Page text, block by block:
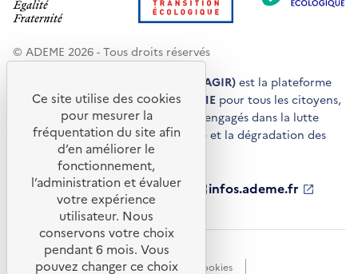
© ADEME 2026 - Tous droits réservés
Agir pour la transition écologique (AGIR) est la plateforme
de conseils et de services de l'ADEME pour tous les citoyens,
acteurs économiques et territoires engagés dans la lutte
contre le réchauffement climatique et la dégradation des
ressources.
ademe.fr
S'ouvre
nouvelle
fenêtre
librairie.ademe.fr
S'ouvre
dans
une
nouvelle
fenêtre
infos.ademe.fr
S'ouvre
nouvelle
ademe.fr/presse
S'ouvre
nouvelle
fenêtre
Accessibilité : non conforme
Données personnelles
Gestion des cookies
Ce site utilise des cookies
pour mesurer la
fréquentation du site afin
d’en améliorer le
fonctionnement,
l’administration et évaluer
votre expérience
utilisateur. Nous
conservons votre choix
pendant 6 mois. Vous
pouvez changer ce choix